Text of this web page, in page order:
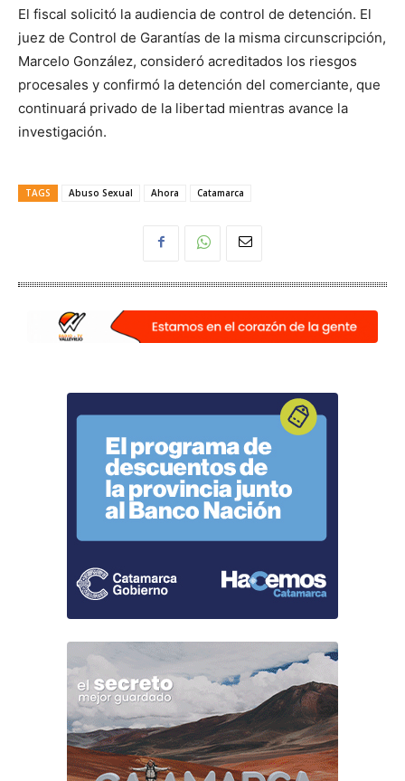
El fiscal solicitó la audiencia de control de detención. El
juez de Control de Garantías de la misma circunscripción,
Marcelo González, consideró acreditados los riesgos
procesales y confirmó la detención del comerciante, que
continuará privado de la libertad mientras avance la
investigación.
TAGS Abuso Sexual Ahora Catamarca